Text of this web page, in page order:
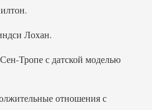
Лохан.
Тропе с датской моделью
отношения с